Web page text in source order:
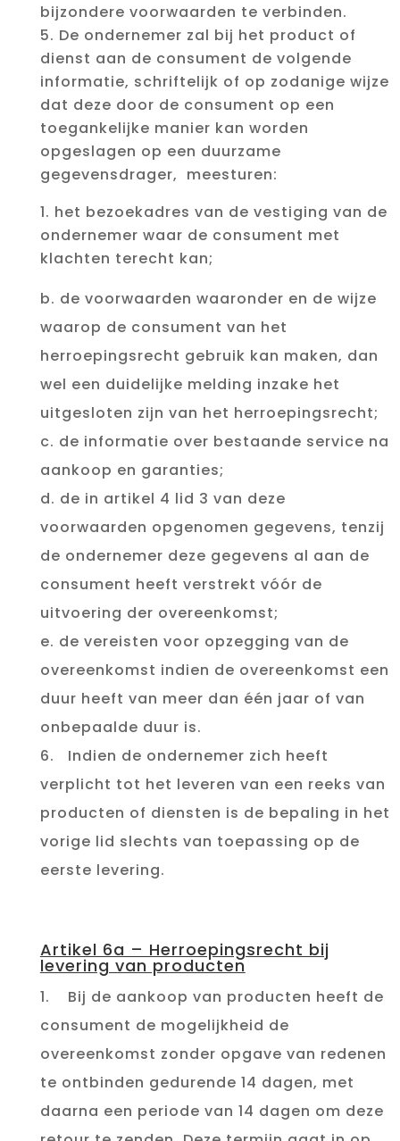
bijzondere voorwaarden te verbinden.
De ondernemer zal bij het product of
dienst aan de consument de volgende
informatie, schriftelijk of op zodanige wijze
dat deze door de consument op een
toegankelijke manier kan worden
opgeslagen op een duurzame
gegevensdrager, meesturen:
het bezoekadres van de vestiging van de
ondernemer waar de consument met
klachten terecht kan;
b. de voorwaarden waaronder en de wijze
waarop de consument van het
herroepingsrecht gebruik kan maken, dan
wel een duidelijke melding inzake het
uitgesloten zijn van het herroepingsrecht;
c. de informatie over bestaande service na
aankoop en garanties;
d. de in artikel 4 lid 3 van deze
voorwaarden opgenomen gegevens, tenzij
de ondernemer deze gegevens al aan de
consument heeft verstrekt vóór de
uitvoering der overeenkomst;
e. de vereisten voor opzegging van de
overeenkomst indien de overeenkomst een
duur heeft van meer dan één jaar of van
onbepaalde duur is.
6. Indien de ondernemer zich heeft
verplicht tot het leveren van een reeks van
producten of diensten is de bepaling in het
vorige lid slechts van toepassing op de
eerste levering.
Artikel 6a – Herroepingsrecht bij
levering van producten
1. Bij de aankoop van producten heeft de
consument de mogelijkheid de
overeenkomst zonder opgave van redenen
te ontbinden gedurende 14 dagen, met
daarna een periode van 14 dagen om deze